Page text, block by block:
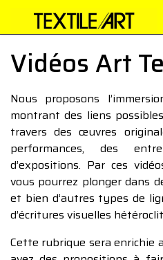
Vidéos Art
Nous proposons
montrant des liens
travers des œuvres
performances, des
d’expositions. Par ces
vous pourrez plonger dans
et bien d’autres types de
d’écritures visuelles
Cette rubrique sera enrichie